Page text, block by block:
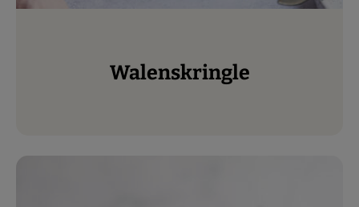
Walenskringle